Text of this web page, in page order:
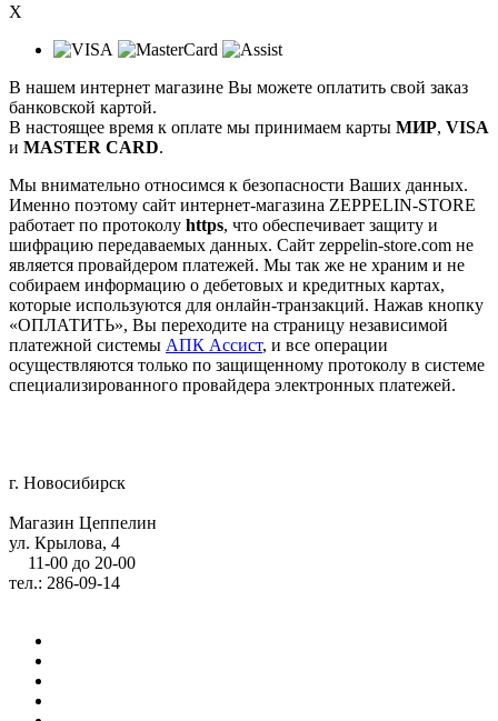
X
В нашем интернет магазине Вы можете оплатить свой заказ
банковской картой.
В настоящее время к оплате мы принимаем карты МИР, VISA
и MASTER CARD.
Мы внимательно относимся к безопасности Ваших данных.
Именно поэтому сайт интернет-магазина ZEPPELIN-STORE
работает по протоколу https, что обеспечивает защиту и
шифрацию передаваемых данных. Сайт zeppelin-store.com не
является провайдером платежей. Мы так же не храним и не
собираем информацию о дебетовых и кредитных картах,
которые используются для онлайн-транзакций. Нажав кнопку
«ОПЛАТИТЬ», Вы переходите на страницу независимой
платежной системы АПК Ассист, и все операции
осуществляются только по защищенному протоколу в системе
специализированного провайдера электронных платежей.
г. Новосибирск
Магазин Цеппелин
ул. Крылова, 4
11-00 до 20-00
тел.: 286-09-14